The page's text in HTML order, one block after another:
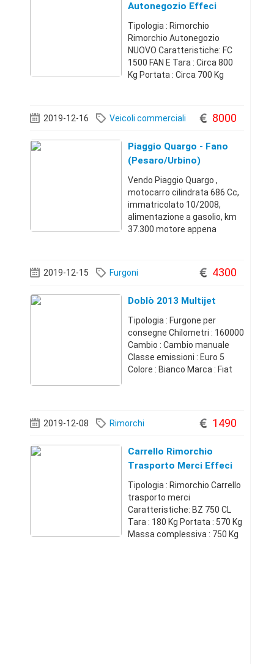
Autonegozio Effeci
Tipologia : Rimorchio
Rimorchio Autonegozio
NUOVO Caratteristiche: FC
1500 FAN E Tara : Circa 800
Kg Portata : Circa 700 Kg
Larghezza Interna: 2.02 Mt
Lunghezza Interna: 3.35 Mt
2019-12-16 Veicoli commerciali 8000
Piaggio Quargo - Fano
(Pesaro/Urbino)
Vendo Piaggio Quargo ,
motocarro cilindrata 686 Cc,
immatricolato 10/2008,
alimentazione a gasolio, km
37.300 motore appena
gomme al 70% Tenuto in
ottimo stato. Per info e altre
2019-12-15 Furgoni 4300
Doblò 2013 Multijet
Tipologia : Furgone per
consegne Chilometri : 160000
Cambio : Cambio manuale
Classe emissioni : Euro 5
Colore : Bianco Marca : Fiat
generali sia di carrozzeria
2019-12-08 Rimorchi 1490
Carrello Rimorchio
Trasporto Merci Effeci
Tipologia : Rimorchio Carrello
trasporto merci
Caratteristiche: BZ 750 CL
Tara : 180 Kg Portata : 570 Kg
Massa complessiva : 750 Kg